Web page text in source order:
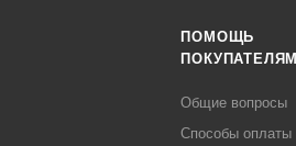
ПОМОЩЬ
ПОКУПАТЕЛЯМ
Общие вопросы
Способы оплаты